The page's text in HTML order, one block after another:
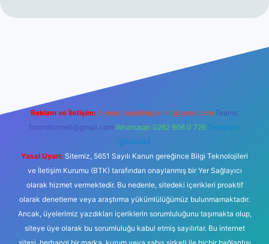
Reklam ve İletişim: E-mail: backlinkpaneli@gmail.com Teams:
forumhizmeti@gmail.com Whatsapp: 0262 606 0 726 Telegram:
@karabul
Yasal Uyarı: Sitemiz, 5651 Sayılı Kanun gereğince Bilgi Teknolojileri
ve İletişim Kurumu (BTK) tarafından onaylanmış bir Yer Sağlayıcı
olarak hizmet vermektedir. Bu nedenle, sitedeki içerikleri proaktif
olarak denetleme veya araştırma yükümlülüğümüz bulunmamaktadır.
Ancak, üyelerimiz yazdıkları içeriklerin sorumluluğunu taşımakta olup,
siteye üye olarak bu sorumluluğu kabul etmiş sayılırlar. Bu internet